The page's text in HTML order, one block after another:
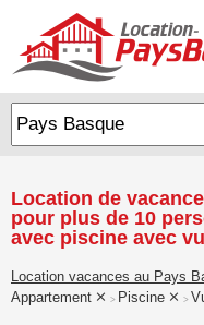
Location de
pour plus de 10
avec piscine avec
Location vacances au Pays
Appartement > Piscine >